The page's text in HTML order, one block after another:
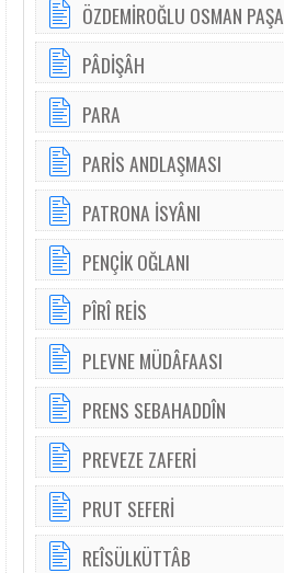
ÖZDEMİROĞLU OSMAN PAŞA
PÂDİŞÂH
PARA
PARİS ANDLAŞMASI
PATRONA İSYÂNI
PENÇİK OĞLANI
PÎRÎ REİS
PLEVNE MÜDÂFAASI
PRENS SEBAHADDÎN
PREVEZE ZAFERİ
PRUT SEFERİ
REÎSÜLKÜTTÂB